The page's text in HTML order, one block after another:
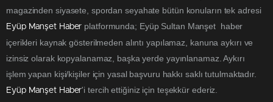
magazinden siyasete, spordan seyahate bütün konuların tek adresi
Eyüp Manşet Haber platformunda; Eyüp Sultan Manşet haber
içerikleri kaynak gösterilmeden alıntı yapılamaz, kanuna aykırı ve
izinsiz olarak kopyalanamaz, başka yerde yayınlanamaz. Aykırı
işlem yapan kişi/kişiler için yasal başvuru hakkı saklı tutulmaktadır.
Eyüp Manşet Haber'i tercih ettiğiniz için teşekkür ederiz.